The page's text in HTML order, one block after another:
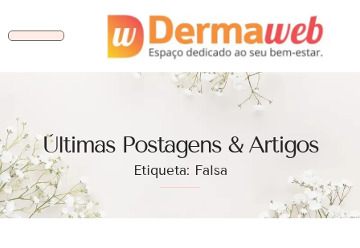
Ùltimas Postagens & Artigos
Etiqueta: Falsa